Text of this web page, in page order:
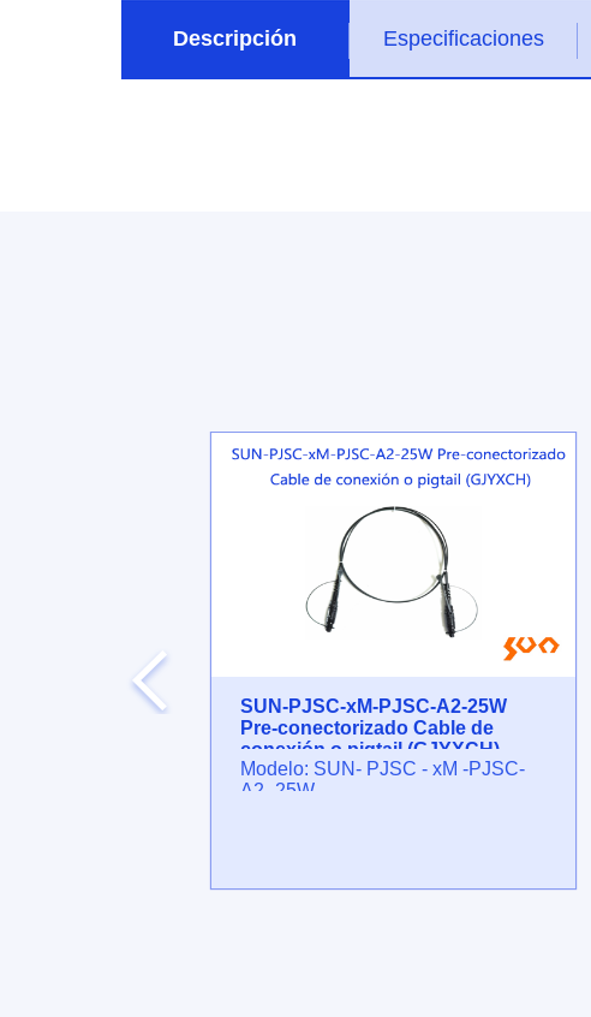
Descripción Especificaciones
SUN-PJSC-xM-PJSC-A2-25W
Pre-conectorizado Cable de
conexión o pigtail (GJYXCH)
Modelo: SUN- PJSC - xM -PJSC-
A2 -25W